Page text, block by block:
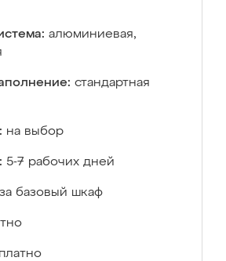
алюминиевая,
стандартная
на выбор
5-7 рабочих дней
базовый шкаф